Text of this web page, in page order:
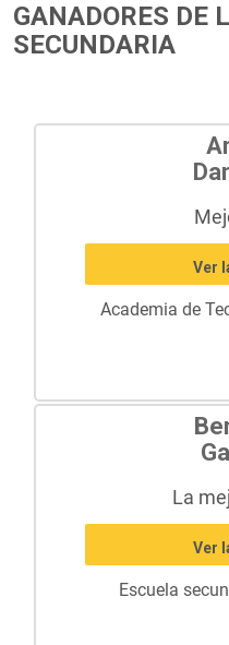
GANADORES DE
SECUNDARIA
Ver
Academia de
La
Ver
Escuela